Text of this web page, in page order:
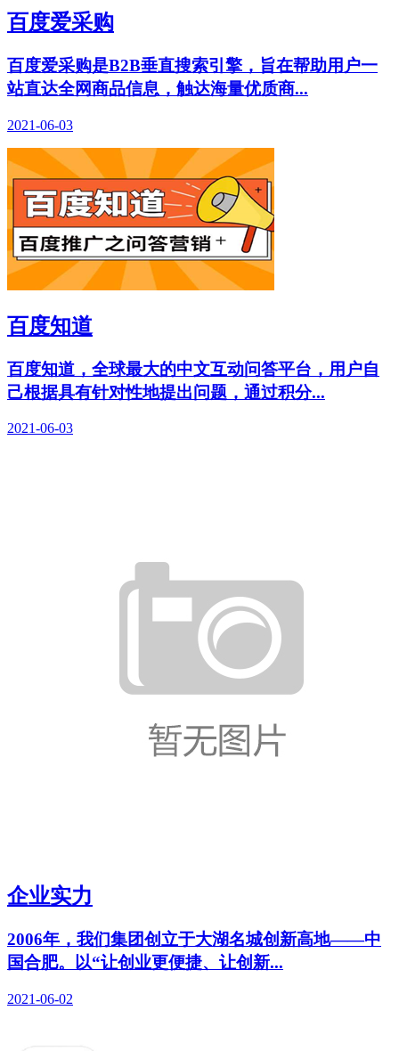
百度爱采购
百度爱采购是B2B垂直搜索引擎，旨在帮助用户一
站直达全网商品信息，触达海量优质商...
2021-06-03
百度知道
百度知道，全球最大的中文互动问答平台，用户自
己根据具有针对性地提出问题，通过积分...
2021-06-03
企业实力
2006年，我们集团创立于大湖名城创新高地——中
国合肥。以“让创业更便捷、让创新...
2021-06-02